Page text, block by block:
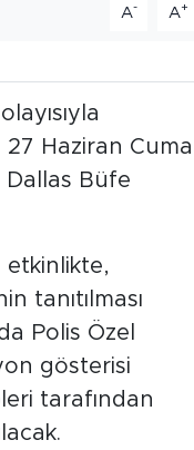
A- A+
27 Haziran Cuma
Büfe
etkinlikte,
tanıtılması
Polis Özel
gösterisi
tarafından